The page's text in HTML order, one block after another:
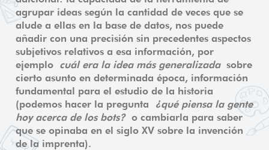
agrupar ideas según la cantidad de veces que se
alude a ellas en la base de datos, nos puede
añadir con una precisión sin precedentes aspectos
subjetivos relativos a esa información, por
ejemplo cuál era la idea más generalizada sobre
cierto asunto en determinada época, información
fundamental para el estudio de la historia
(podemos hacer la pregunta ¿qué piensa la gente
hoy acerca de los bots? o cambiarla para saber
que se opinaba en el siglo XV sobre la invención
de la imprenta).